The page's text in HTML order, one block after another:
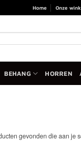
Home Onze
BEHANG HORREN
gevonden die aan je